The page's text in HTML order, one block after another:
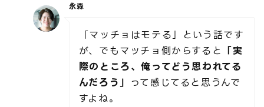
永森
「マッチョはモテる」という話です
が、でもマッチョ側からすると 「実
際のところ、俺ってどう思われてる
んだろう」 って感じてると思うんで
すよね。